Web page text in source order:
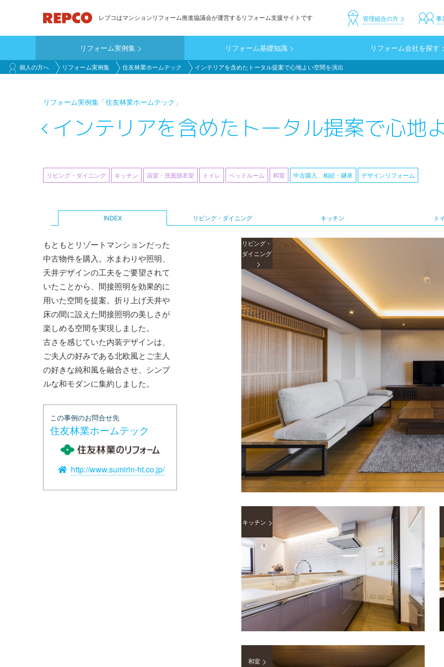
ン
ン
テ
レプコはマンションリフォーム推進協議会が運営するリフォーム支援サイトです 事
管理組合の方
main_customer
リフォーム実例集 リフォーム基礎知識 リフォーム会社を探す
個人の方へ リフォーム実例集 住友林業ホームテック インテリアを含めたトータル提案で心地よい空間を演出
リフォーム実例集 「住友林業ホームテック」
インテリアを含めたトータル提案で心地
tabs
INDEX リビング・ダイニング キッチン ト
中古購入、相続・継承 デザインリフォーム
リビング・ダイニング キッチン 浴室・洗面脱衣室 トイレ ベッドルーム 和室
もともとリゾートマンションだった
中古物件を購入。水まわりや照明、
天井デザインの工夫をご要望されて
いたことから、間接照明を効果的に
用いた空間を提案。折り上げ天井や
床の間に設えた間接照明の美しさが
楽しめる空間を実現しました。
古さを感じていた内装デザインは、
ご夫人の好みである北欧風とご主人
の好きな純和風を融合させ、シンプ
ルな和モダンに集約しました。
この事例のお問合せ先
住友林業ホームテック
http://www.sumirin-ht.co.jp/
リビング・
ダイニング
キッチン
和室